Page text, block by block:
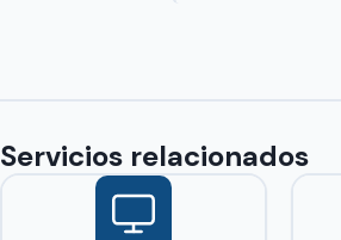
Servicios relacionados